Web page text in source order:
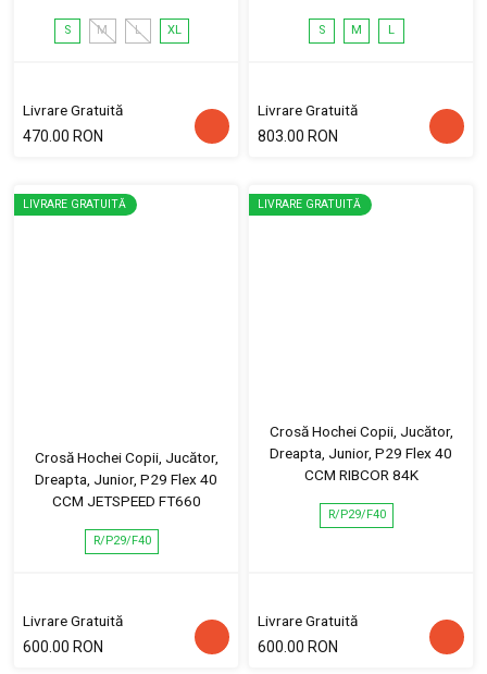
S M L XL
Livrare Gratuită
470.00 RON
S M L
Livrare Gratuită
803.00 RON
LIVRARE GRATUITĂ
Crosă Hochei Copii, Jucător,
Dreapta, Junior, P29 Flex 40
CCM JETSPEED FT660
R/P29/F40
Livrare Gratuită
600.00 RON
LIVRARE GRATUITĂ
Crosă Hochei Copii, Jucător,
Dreapta, Junior, P29 Flex 40
CCM RIBCOR 84K
R/P29/F40
Livrare Gratuită
600.00 RON